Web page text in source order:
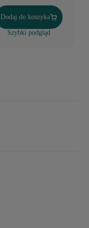
Dodaj do koszyka
Szybki podgląd